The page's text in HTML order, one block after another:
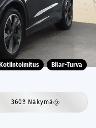
Kotiintoimitus Bilar-Turva
360º Näkymä